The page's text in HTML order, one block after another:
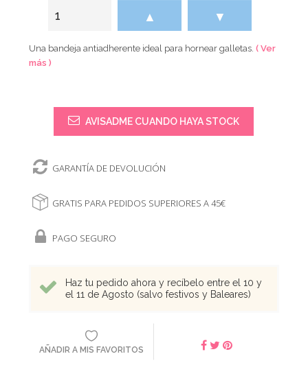
▲ ▼
Una bandeja antiadherente ideal para hornear galletas.( Ver
más )
AVISADME CUANDO HAYA STOCK
GARANTÍA DE DEVOLUCIÓN
GRATIS PARA PEDIDOS SUPERIORES A 45€
PAGO SEGURO
Haz tu pedido ahora y recíbelo entre el 10 y
el 11 de Agosto (salvo festivos y Baleares)
AÑADIR A MIS FAVORITOS